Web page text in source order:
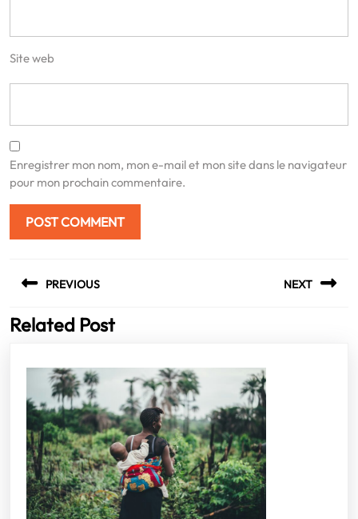
Site web
Enregistrer mon nom, mon e-mail et mon site dans le navigateur
pour mon prochain commentaire.
de
l’article
PREVIOUS
Previous
NEXT
Related Post